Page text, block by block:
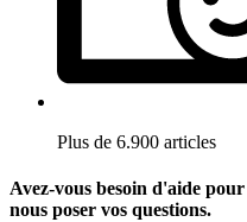
Plus de 6.900 articles
Avez-vous besoin d'aide
nous poser vos questions.